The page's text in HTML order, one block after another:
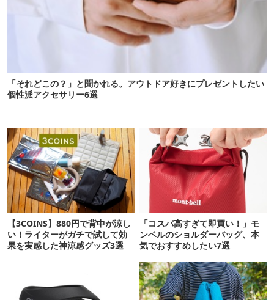
「それどこの？」と聞かれる。アウトドア好きにプレゼントしたい
個性派アクセサリー6選
【3COINS】880円で背中が涼し
い！ライターがガチで試して効
果を実感した神涼感グッズ3選
「コスパ高すぎて即買い！」モ
ンベルのショルダーバッグ、本
気でおすすめしたい7選